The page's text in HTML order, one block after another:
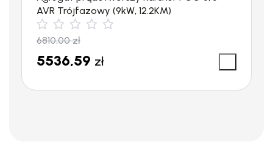
pracować, gdy poziom oleju jest zbyt niski.
W standardzie pistolet wysokociśnieniowy EASY!Force z
obrotową lancą o długości 1050 mm, 15 m profesjonalny wąż
Technologia EASY!Force redukuje siłę potrzebną do
AVR Trójfazowy (9kW, 12.2KM)
6810,00zł
5536,59 zł